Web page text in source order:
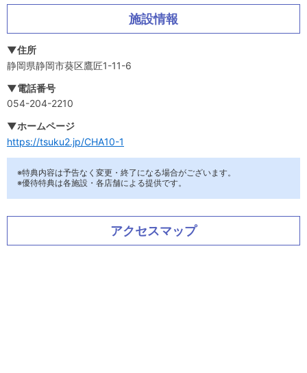
施設情報
▼住所
静岡県静岡市葵区鷹匠1-11-6
▼電話番号
054-204-2210
▼ホームページ
https://tsuku2.jp/CHA10-1
※特典内容は予告なく変更・終了になる場合がございます。
※優待特典は各施設・各店舗による提供です。
アクセスマップ